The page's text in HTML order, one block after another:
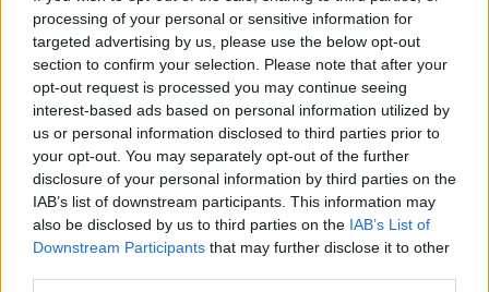
processing of your personal or sensitive information for
targeted advertising by us, please use the below opt-out
section to confirm your selection. Please note that after your
opt-out request is processed you may continue seeing
interest-based ads based on personal information utilized by
us or personal information disclosed to third parties prior to
your opt-out. You may separately opt-out of the further
disclosure of your personal information by third parties on the
IAB’s list of downstream participants. This information may
also be disclosed by us to third parties on the IAB’s List of
Downstream Participants that may further disclose it to other
(АНБ), во кои “клучниот сведок“ децидно тврди
дека зад упадот во собранието стои тогашниот
директор на УБК Сашо Мијалков и тројца
негови први соработници. Потоа, ова
сведочење е тргнато на страна, сокриено, а
сведокот дал ново со релативизирање на
фактите.
За правната постапка, криењето на овие искази
и документи од страна на Обвинителството од
судот и од одбраната е криминал и сосема
доволен основ за – повторување на